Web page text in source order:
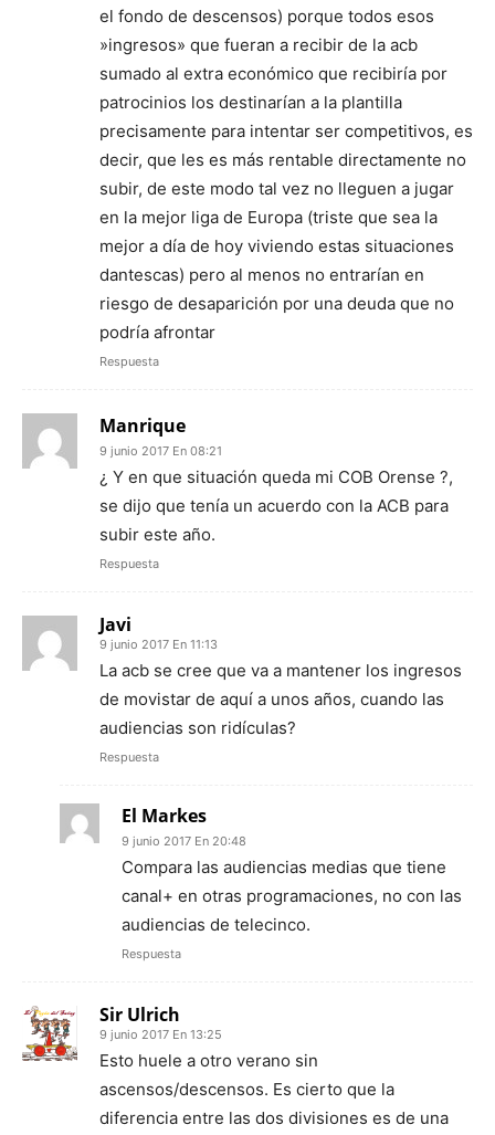
el fondo de descensos) porque todos esos
»ingresos» que fueran a recibir de la acb
sumado al extra económico que recibiría por
patrocinios los destinarían a la plantilla
precisamente para intentar ser competitivos, es
decir, que les es más rentable directamente no
subir, de este modo tal vez no lleguen a jugar
en la mejor liga de Europa (triste que sea la
mejor a día de hoy viviendo estas situaciones
dantescas) pero al menos no entrarían en
riesgo de desaparición por una deuda que no
podría afrontar
Respuesta
Manrique
9 junio 2017 En 08:21
¿ Y en que situación queda mi COB Orense ?,
se dijo que tenía un acuerdo con la ACB para
subir este año.
Respuesta
Javi
9 junio 2017 En 11:13
La acb se cree que va a mantener los ingresos
de movistar de aquí a unos años, cuando las
audiencias son ridículas?
Respuesta
El Markes
9 junio 2017 En 20:48
Compara las audiencias medias que tiene
canal+ en otras programaciones, no con las
audiencias de telecinco.
Respuesta
Sir Ulrich
9 junio 2017 En 13:25
Esto huele a otro verano sin
ascensos/descensos. Es cierto que la
diferencia entre las dos divisiones es de una